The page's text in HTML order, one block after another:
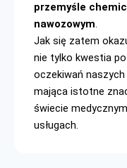
przemyśle
nawozowym.
Jak się zatem
nie tylko kwestia
oczekiwań naszych
mająca istotne
świecie
usługach.